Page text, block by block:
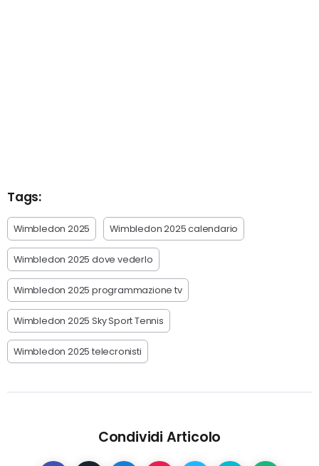
Tags:
Wimbledon 2025 Wimbledon 2025 calendario
Wimbledon 2025 dove vederlo
Wimbledon 2025 programmazione tv
Wimbledon 2025 Sky Sport Tennis
Wimbledon 2025 telecronisti
Condividi Articolo